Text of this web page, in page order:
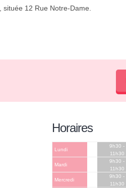
, située 12 Rue Notre-Dame.
Horaires
Lundi
9h30 -
11h30
Mardi
9h30 -
11h30
Mercredi
9h30 -
11h30